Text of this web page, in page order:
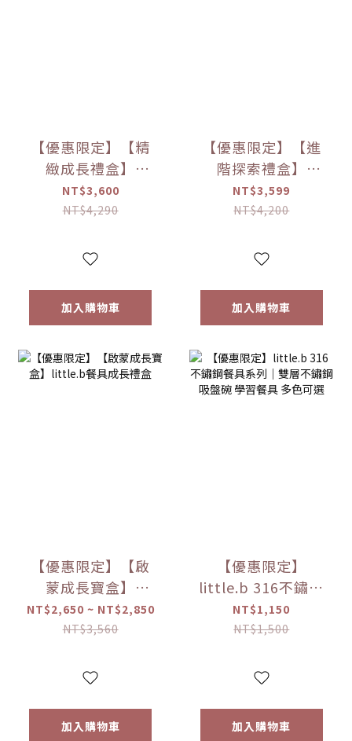
【優惠限定】【精
緻成長禮盒】
little.b餐具成長禮
盒
NT$3,600
NT$4,290
加入購物車
【優惠限定】【進
階探索禮盒】
little.b餐具成長禮
盒
NT$3,599
NT$4,200
加入購物車
【優惠限定】【啟
蒙成長寶盒】
little.b餐具成長禮
盒
NT$2,650 ~ NT$2,850
NT$3,560
加入購物車
【優惠限定】
little.b 316不鏽鋼
餐具系列｜雙層不
鏽鋼吸盤碗 學習餐
NT$1,150
NT$1,500
加入購物車